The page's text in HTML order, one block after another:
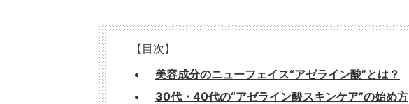
【目次】
美容成分のニューフェイス“アゼライン酸”とは？
30代・40代の“アゼライン酸スキンケア”の始め方